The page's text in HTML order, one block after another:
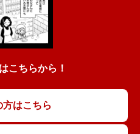
こちらから！
はこちら